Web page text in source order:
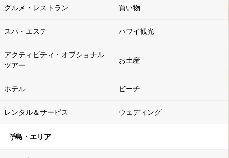
グルメ・レストラン 買い物
スパ・エステ ハワイ観光
アクティビティ・オプショナル
ツアー
お土産
ホテル ビーチ
レンタル＆サービス ウェディング
島・エリア